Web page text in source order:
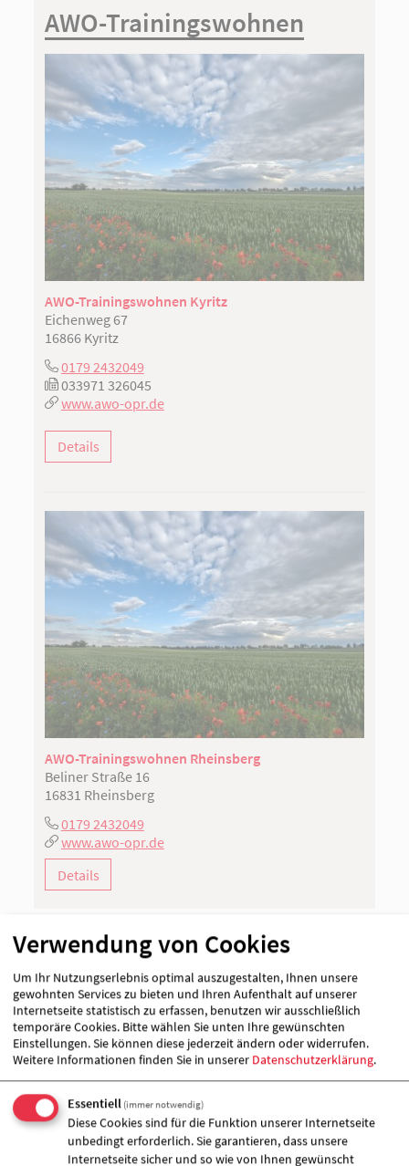
AWO-Trainingswohnen
AWO-Trainingswohnen Kyritz
Eichenweg 67
16866 Kyritz
0179 2432049
033971 326045
www.awo-opr.de
Details
AWO-Trainingswohnen Rheinsberg
Beliner Straße 16
16831 Rheinsberg
0179 2432049
www.awo-opr.de
Details
AWO-Tagesgruppen
Verwendung von Cookies
Um Ihr Nutzungserlebnis optimal auszugestalten, Ihnen unsere
gewohnten Services zu bieten und Ihren Aufenthalt auf unserer
Internetseite statistisch zu erfassen, benutzen wir ausschließlich
temporäre Cookies. Bitte wählen Sie unten Ihre gewünschten
Einstellungen. Sie können diese jederzeit ändern oder widerrufen.
Weitere Informationen finden Sie in unserer Datenschutzerklärung.
Essentiell (immer notwendig)
Diese Cookies sind für die Funktion unserer Internetseite
unbedingt erforderlich. Sie garantieren, dass unsere
Internetseite sicher und so wie von Ihnen gewünscht